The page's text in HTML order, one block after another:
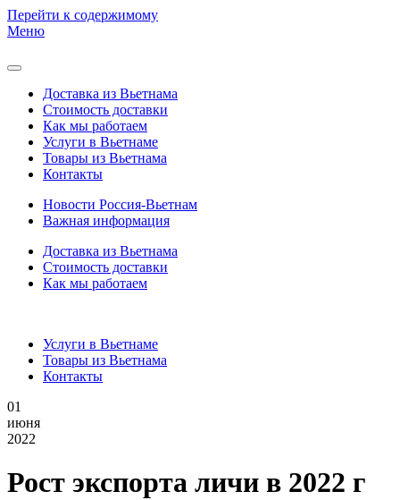
Перейти к содержимому
Меню
Доставка из Вьетнама
Стоимость доставки
Как мы работаем
Услуги в Вьетнаме
Товары из Вьетнама
Контакты
Новости Россия-Вьетнам
Важная информация
Доставка из Вьетнама
Стоимость доставки
Как мы работаем
Услуги в Вьетнаме
Товары из Вьетнама
Контакты
01
июня
2022
Рост экспорта личи в 2022 г